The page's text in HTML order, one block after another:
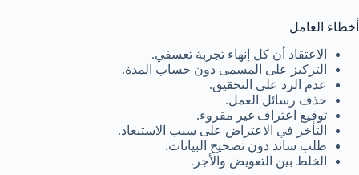
أخطاء العامل
الاعتقاد أن كل إنهاء تجربة تعسفي.
التركيز على المسمى دون حساب المدة.
عدم الرد على التحقيق.
حذف رسائل العمل.
توقيع اعتراف غير مقروء.
التأخر في الاعتراض على سبب الاستبعاد.
طلب ساند دون تصحيح البيانات.
الخلط بين التعويض والأجر.